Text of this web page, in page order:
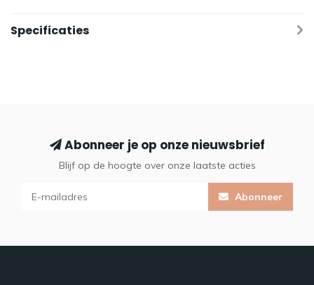
Specificaties
Abonneer je op onze nieuwsbrief
Blijf op de hoogte over onze laatste acties
Abonneer